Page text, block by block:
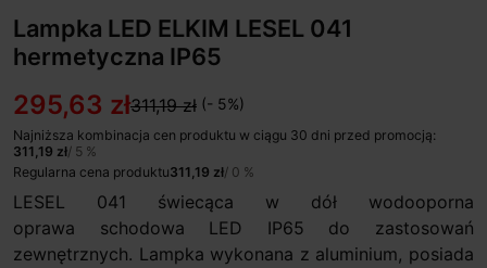
Lampka LED ELKIM LESEL 041
hermetyczna IP65
295,63 zł311,19 zł (- 5%)
Najniższa kombinacja cen produktu w ciągu 30 dni przed promocją:
311,19 zł/ 5 %
Regularna cena produktu311,19 zł/ 0 %
LESEL 041 świecąca w dół wodooporna
oprawa schodowa LED IP65 do zastosowań
zewnętrznych. Lampka wykonana z aluminium, posiada